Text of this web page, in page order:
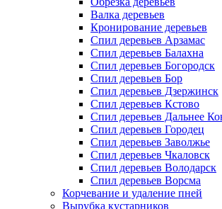
Валка деревьев
Кронирование деревьев
Спил деревьев Арзамас
Спил деревьев Балахна
Спил деревьев Богородск
Спил деревьев Бор
Спил деревьев Дзержинск
Спил деревьев Кстово
Спил деревьев Дальнее
Спил деревьев Городец
Спил деревьев Заволжье
Спил деревьев Чкаловск
Спил деревьев Володарск
Спил деревьев Ворсма
Корчевание и удаление пней
Вырубка кустарников